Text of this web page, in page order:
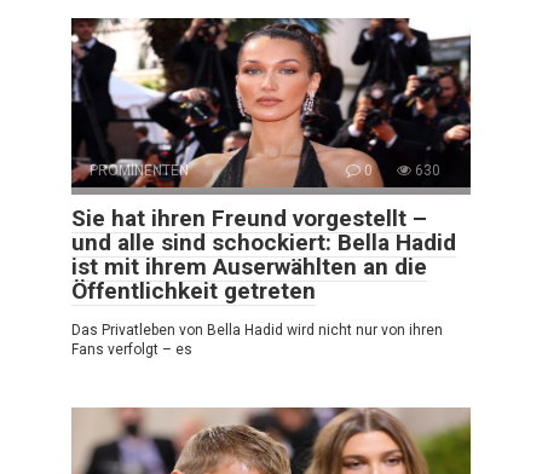
PROMINENTEN 0 630
Sie hat ihren Freund vorgestellt –
und alle sind schockiert: Bella Hadid
ist mit ihrem Auserwählten an die
Öffentlichkeit getreten
Das Privatleben von Bella Hadid wird nicht nur von ihren
Fans verfolgt – es